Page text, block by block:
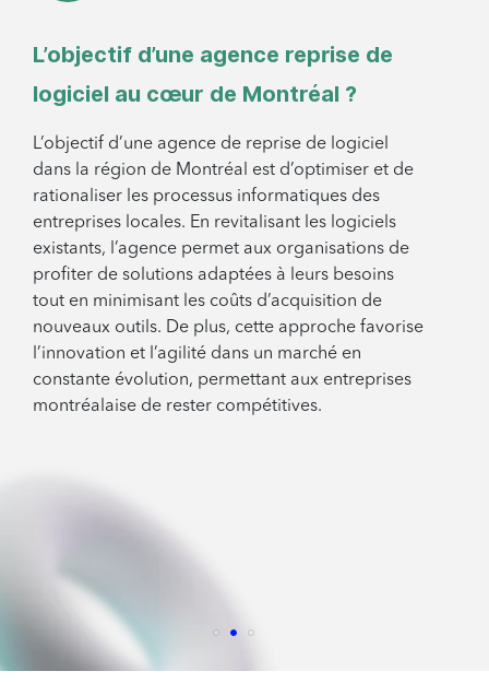
L’objectif d’une agence reprise de
logiciel au cœur de Montréal ?
L’objectif d’une agence de reprise de logiciel
dans la région de Montréal est d’optimiser et de
rationaliser les processus informatiques des
entreprises locales. En revitalisant les logiciels
existants, l’agence permet aux organisations de
profiter de solutions adaptées à leurs besoins
tout en minimisant les coûts d’acquisition de
nouveaux outils. De plus, cette approche favorise
l’innovation et l’agilité dans un marché en
constante évolution, permettant aux entreprises
montréalaise de rester compétitives.